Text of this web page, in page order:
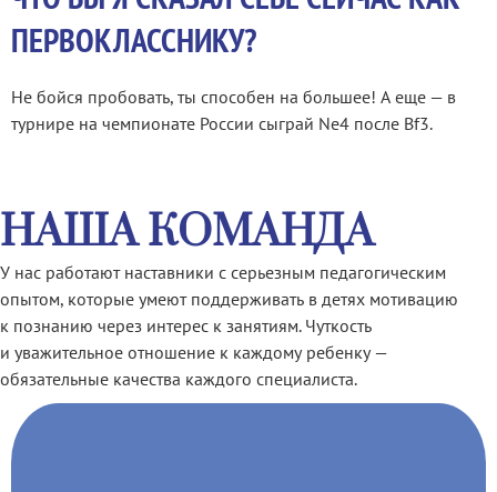
ПЕРВОКЛАССНИКУ?
Не бойся пробовать, ты способен на большее! А еще — в
турнире на чемпионате России сыграй Ne4 после Bf3.
НАША КОМАНДА
У нас работают наставники с серьезным педагогическим
опытом, которые умеют поддерживать в детях мотивацию
к познанию через интерес к занятиям. Чуткость
и уважительное отношение к каждому ребенку —
обязательные качества каждого специалиста.